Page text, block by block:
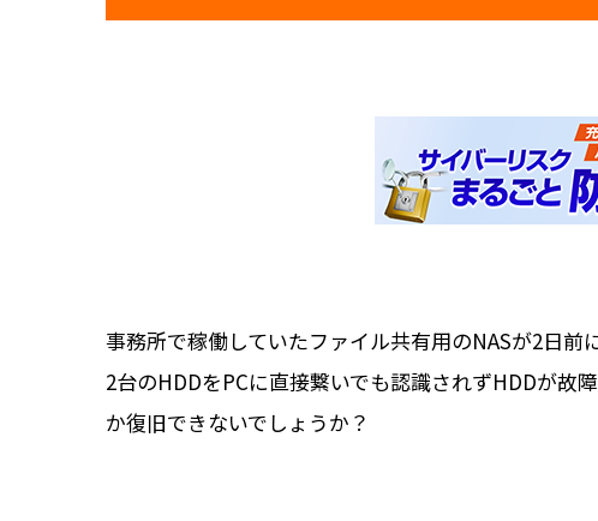
事務所で稼働していたファイル共有用のNASが2日前
2台のHDDをPCに直接繋いでも認識されずHDDが故
か復旧できないでしょうか？